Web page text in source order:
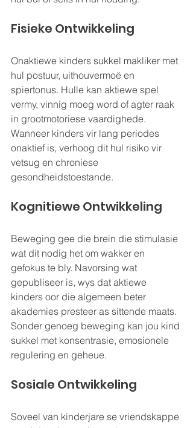
Fisieke Ontwikkeling
Onaktiewe kinders sukkel makliker met
hul postuur, uithouvermoë en
spiertonus. Hulle kan aktiewe spel
vermy, vinnig moeg word of agter raak
in grootmotoriese vaardighede.
Wanneer kinders vir lang periodes
onaktief is, verhoog dit hul risiko vir
vetsug en chroniese
gesondheidstoestande.
Kognitiewe Ontwikkeling
Beweging gee die brein die stimulasie
wat dit nodig het om wakker en
gefokus te bly. Navorsing wat
gepubliseer is, wys dat aktiewe
kinders oor die algemeen beter
akademies presteer as sittende maats.
Sonder genoeg beweging kan jou kind
sukkel met konsentrasie, emosionele
regulering en geheue.
Sosiale Ontwikkeling
Soveel van kinderjare se vriendskappe